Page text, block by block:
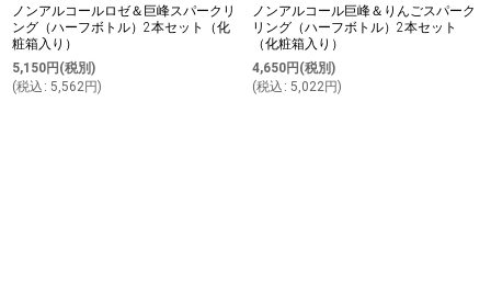
ノンアルコールロゼ＆巨峰スパークリ
ング（ハーフボトル）2本セット（化
粧箱入り）
5,150円 (税別)
(税込 : 5,562円)
ノンアルコール巨峰＆りんごスパーク
リング（ハーフボトル）2本セット
（化粧箱入り）
4,650円 (税別)
(税込 : 5,022円)